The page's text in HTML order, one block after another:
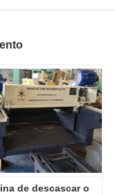
de descascar o